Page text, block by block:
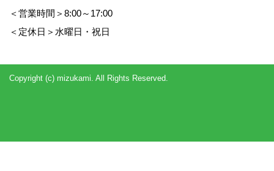
＜営業時間＞8:00～17:00
＜定休日＞水曜日・祝日
Copyright (c) mizukami. All Rights Reserved.